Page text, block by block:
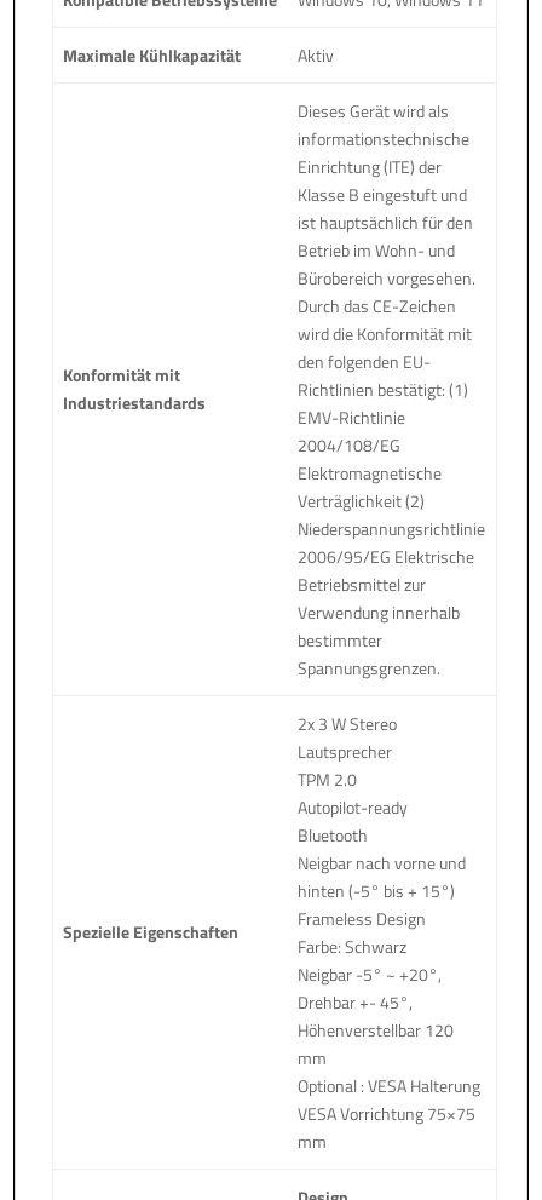
Maximale Kühlkapazität Aktiv
Konformität mit
Industriestandards
Dieses Gerät wird als
informationstechnische
Einrichtung (ITE) der
Klasse B eingestuft und
ist hauptsächlich für den
Betrieb im Wohn- und
Bürobereich vorgesehen.
Durch das CE-Zeichen
wird die Konformität mit
den folgenden EU-
Richtlinien bestätigt: (1)
EMV-Richtlinie
2004/108/EG
Elektromagnetische
Verträglichkeit (2)
Niederspannungsrichtlinie
2006/95/EG Elektrische
Betriebsmittel zur
Verwendung innerhalb
bestimmter
Spannungsgrenzen.
Spezielle Eigenschaften
2x 3 W Stereo
Lautsprecher
TPM 2.0
Autopilot-ready
Bluetooth
Neigbar nach vorne und
hinten (-5° bis + 15°)
Frameless Design
Farbe: Schwarz
Neigbar -5° ~ +20°,
Drehbar +- 45°,
Höhenverstellbar 120
mm
Optional : VESA Halterung
VESA Vorrichtung 75×75
mm